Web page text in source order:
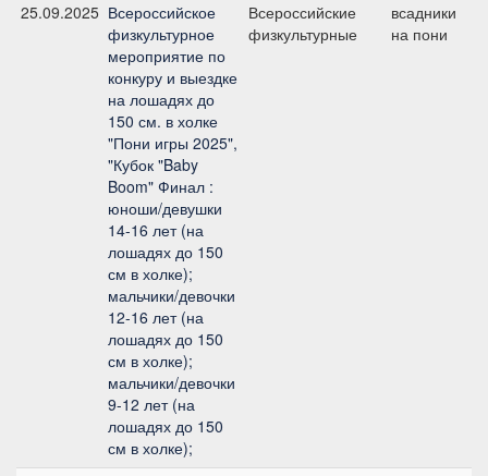
25.09.2025 Всероссийское
физкультурное
мероприятие по
конкуру и выездке
на лошадях до
150 см. в холке
"Пони игры 2025",
"Кубок "Baby
Boom" Финал :
юноши/девушки
14-16 лет (на
лошадях до 150
см в холке);
мальчики/девочки
12-16 лет (на
лошадях до 150
см в холке);
мальчики/девочки
9-12 лет (на
лошадях до 150
см в холке);
Всероссийские
физкультурные
всадники
на пони